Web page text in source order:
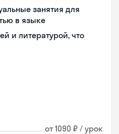
занятия для
в языке
и литературой, что
от 1090 ₽ / урок